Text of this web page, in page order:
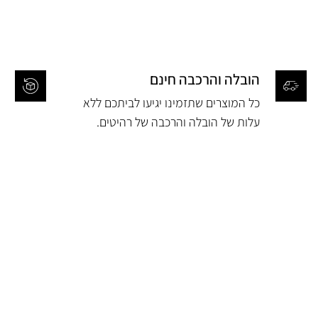
הובלה והרכבה חינם
כל המוצרים שתזמינו יגיעו לביתכם ללא
עלות של הובלה והרכבה של רהיטים.